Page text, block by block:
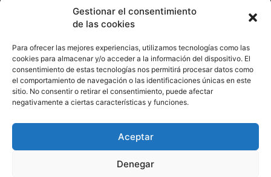
Gestionar el consentimiento
de las cookies
Para ofrecer las mejores experiencias, utilizamos tecnologías como las
cookies para almacenar y/o acceder a la información del dispositivo. El
consentimiento de estas tecnologías nos permitirá procesar datos como
el comportamiento de navegación o las identificaciones únicas en este
sitio. No consentir o retirar el consentimiento, puede afectar
negativamente a ciertas características y funciones.
Aceptar
Denegar
CONTACTA CON NOSOTROS